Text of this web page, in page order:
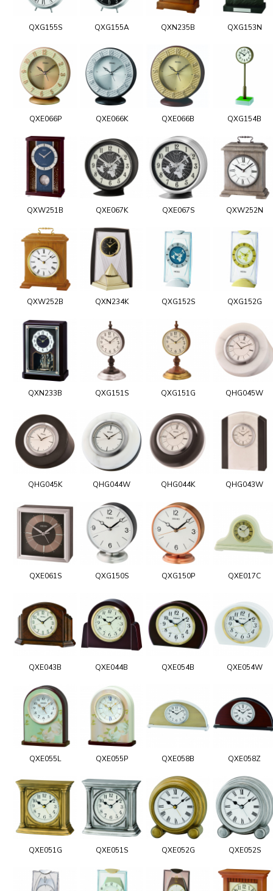
QXG155S QXG155A QXN235B QXG153N
QXE066P QXE066K QXE066B QXG154B
QXW251B QXE067K QXE067S QXW252N
QXW252B QXN234K QXG152S QXG152G
QXN233B QXG151S QXG151G QHG045W
QHG045K QHG044W QHG044K QHG043W
QXE061S QXG150S QXG150P QXE017C
QXE043B QXE044B QXE054B QXE054W
QXE055L QXE055P QXE058B QXE058Z
QXE051G QXE051S QXE052G QXE052S